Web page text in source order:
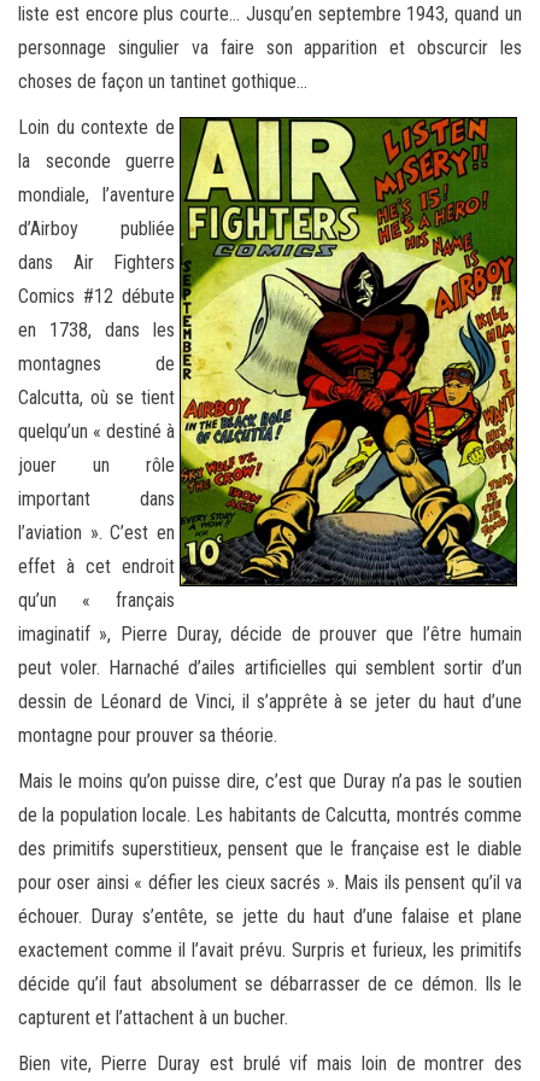
liste est encore plus courte… Jusqu’en septembre 1943, quand un
personnage singulier va faire son apparition et obscurcir les
choses de façon un tantinet gothique…
Loin du contexte de
la seconde guerre
mondiale, l’aventure
d’Airboy publiée
dans Air Fighters
Comics #12 débute
en 1738, dans les
montagnes de
Calcutta, où se tient
quelqu’un « destiné à
jouer un rôle
important dans
l’aviation ». C’est en
effet à cet endroit
qu’un « français
imaginatif », Pierre Duray, décide de prouver que l’être humain
peut voler. Harnaché d’ailes artificielles qui semblent sortir d’un
dessin de Léonard de Vinci, il s’apprête à se jeter du haut d’une
montagne pour prouver sa théorie.
Mais le moins qu’on puisse dire, c’est que Duray n’a pas le soutien
de la population locale. Les habitants de Calcutta, montrés comme
des primitifs superstitieux, pensent que le française est le diable
pour oser ainsi « défier les cieux sacrés ». Mais ils pensent qu’il va
échouer. Duray s’entête, se jette du haut d’une falaise et plane
exactement comme il l’avait prévu. Surpris et furieux, les primitifs
décide qu’il faut absolument se débarrasser de ce démon. Ils le
capturent et l’attachent à un bucher.
Bien vite, Pierre Duray est brulé vif mais loin de montrer des